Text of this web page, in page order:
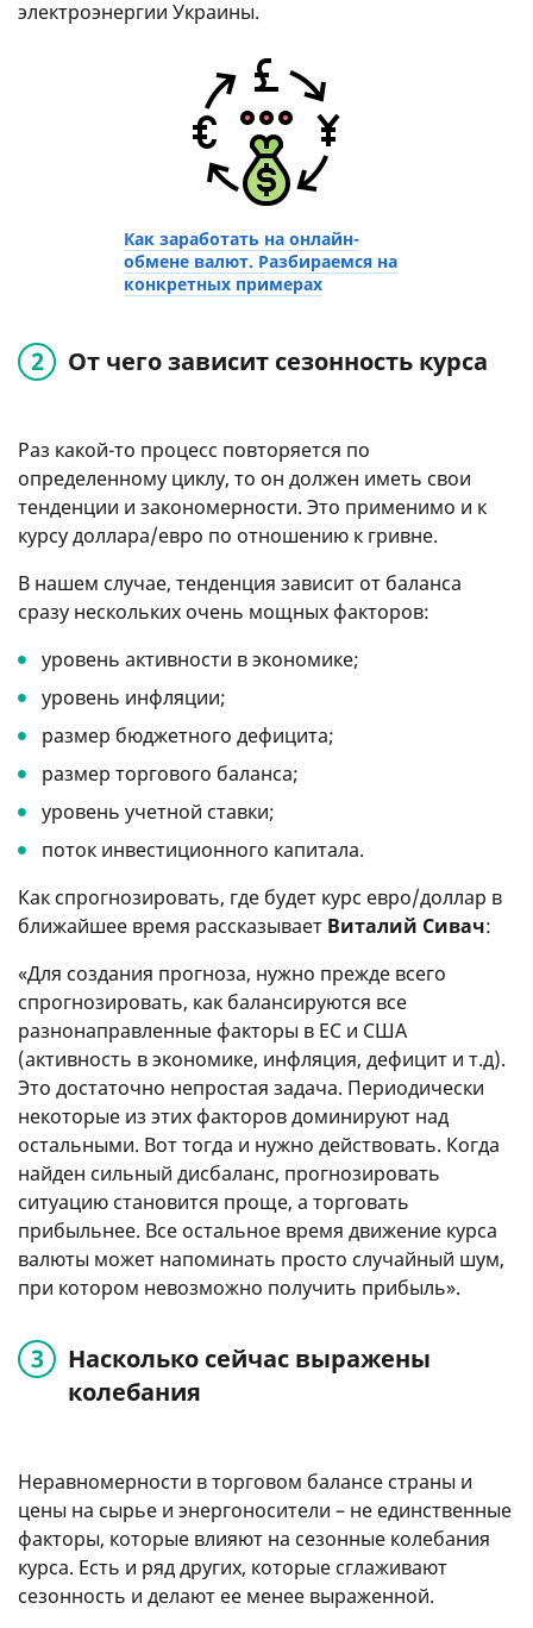
электроэнергии Украины.
Как заработать на онлайн-
обмене валют. Разбираемся на
конкретных примерах
От чего зависит сезонность курса
Раз какой-то процесс повторяется по
определенному циклу, то он должен иметь свои
тенденции и закономерности. Это применимо и к
курсу доллара/евро по отношению к гривне.
В нашем случае, тенденция зависит от баланса
сразу нескольких очень мощных факторов:
уровень активности в экономике;
уровень инфляции;
размер бюджетного дефицита;
размер торгового баланса;
уровень учетной ставки;
поток инвестиционного капитала.
Как спрогнозировать, где будет курс евро/доллар в
ближайшее время рассказывает Виталий Сивач:
«Для создания прогноза, нужно прежде всего
спрогнозировать, как балансируются все
разнонаправленные факторы в ЕС и США
(активность в экономике, инфляция, дефицит и т.д).
Это достаточно непростая задача. Периодически
некоторые из этих факторов доминируют над
остальными. Вот тогда и нужно действовать. Когда
найден сильный дисбаланс, прогнозировать
ситуацию становится проще, а торговать
прибыльнее. Все остальное время движение курса
валюты может напоминать просто случайный шум,
при котором невозможно получить прибыль».
Насколько сейчас выражены
колебания
Неравномерности в торговом балансе страны и
цены на сырье и энергоносители – не единственные
факторы, которые влияют на сезонные колебания
курса. Есть и ряд других, которые сглаживают
сезонность и делают ее менее выраженной.